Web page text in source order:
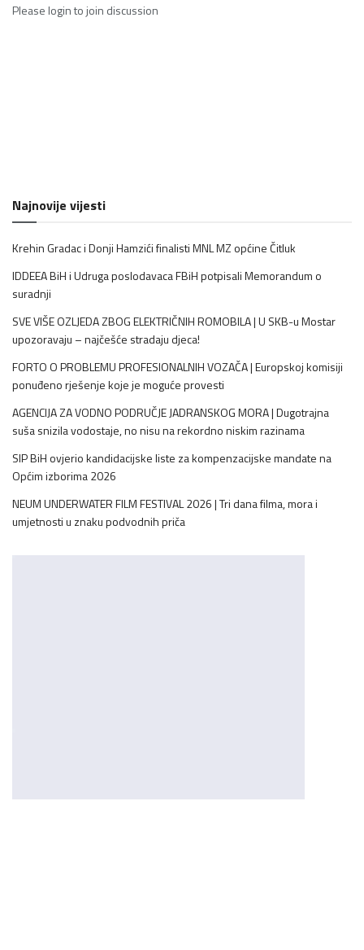
Please loginto join discussion
Najnovije vijesti
Krehin Gradac i Donji Hamzići finalisti MNL MZ općine Čitluk
IDDEEA BiH i Udruga poslodavaca FBiH potpisali Memorandum o
suradnji
SVE VIŠE OZLJEDA ZBOG ELEKTRIČNIH ROMOBILA | U SKB-u Mostar
upozoravaju – najčešće stradaju djeca!
FORTO O PROBLEMU PROFESIONALNIH VOZAČA | Europskoj komisiji
ponuđeno rješenje koje je moguće provesti
AGENCIJA ZA VODNO PODRUČJE JADRANSKOG MORA | Dugotrajna
suša snizila vodostaje, no nisu na rekordno niskim razinama
SIP BiH ovjerio kandidacijske liste za kompenzacijske mandate na
Općim izborima 2026
NEUM UNDERWATER FILM FESTIVAL 2026 | Tri dana filma, mora i
umjetnosti u znaku podvodnih priča